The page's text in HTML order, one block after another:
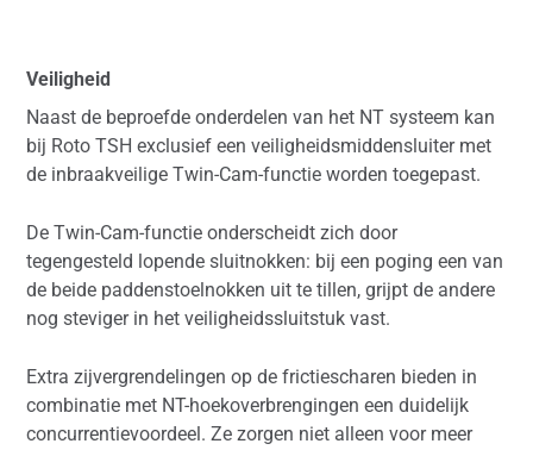
Veiligheid
Naast de beproefde onderdelen van het NT systeem kan
bij Roto TSH exclusief een veiligheidsmiddensluiter met
de inbraakveilige Twin-Cam-functie worden toegepast.
De Twin-Cam-functie onderscheidt zich door
tegengesteld lopende sluitnokken: bij een poging een van
de beide paddenstoelnokken uit te tillen, grijpt de andere
nog steviger in het veiligheidssluitstuk vast.
Extra zijvergrendelingen op de frictiescharen bieden in
combinatie met NT-hoekoverbrengingen een duidelijk
concurrentievoordeel. Ze zorgen niet alleen voor meer